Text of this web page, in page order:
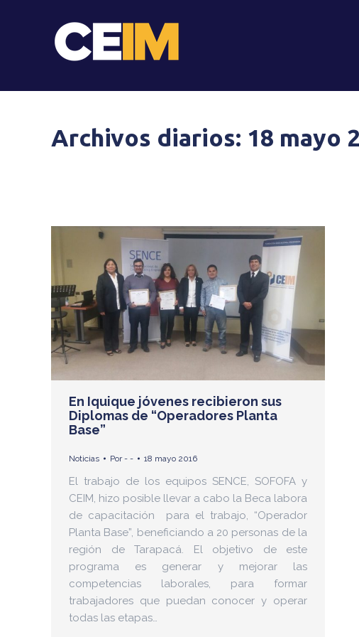
Archivos diarios: 18 mayo
En Iquique jóvenes recibieron sus
Diplomas de “Operadores Planta
Base”
Noticias Por- - 18 mayo 2016
El trabajo de los equipos SENCE, SOFOFA y
CEIM, hizo posible llevar a cabo la Beca labora
de capacitación para el trabajo, “Operador
Planta Base”, beneficiando a 20 personas de la
región de Tarapacá. El objetivo de este
programa es generar y mejorar las
competencias laborales, para formar
trabajadores que puedan conocer y operar
todas las etapas…